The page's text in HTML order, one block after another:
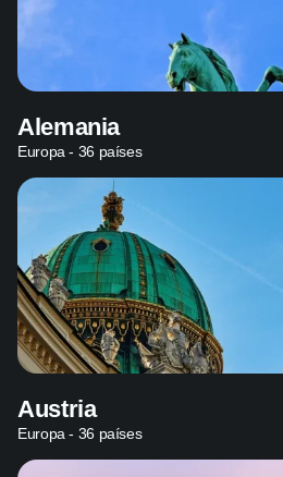
Alemania
Europa - 36 países
Austria
Europa - 36 países